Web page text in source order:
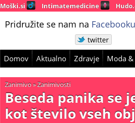
Moški.si Intimatemedicine
Pridružite se nam na
twitter
Domov Aktualno Zdravje Moda
Zanimivo»Zanimivosti
Beseda panika se
kot število vseh